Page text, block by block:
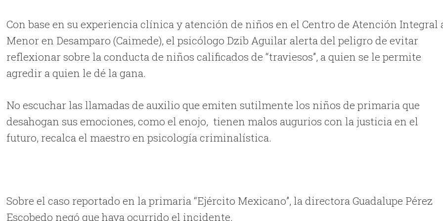
Con base en su experiencia clínica y atención de niños en el Centro de Atención Integral
Menor en Desamparo (Caimede), el psicólogo Dzib Aguilar alerta del peligro de evitar
reflexionar sobre la conducta de niños calificados de “traviesos”, a quien se le permite
agredir a quien le dé la gana.
No escuchar las llamadas de auxilio que emiten sutilmente los niños de primaria que
desahogan sus emociones, como el enojo, tienen malos augurios con la justicia en el
futuro, recalca el maestro en psicología criminalística.
Sobre el caso reportado en la primaria “Ejército Mexicano”, la directora Guadalupe Pérez
Escobedo negó que haya ocurrido el incidente.